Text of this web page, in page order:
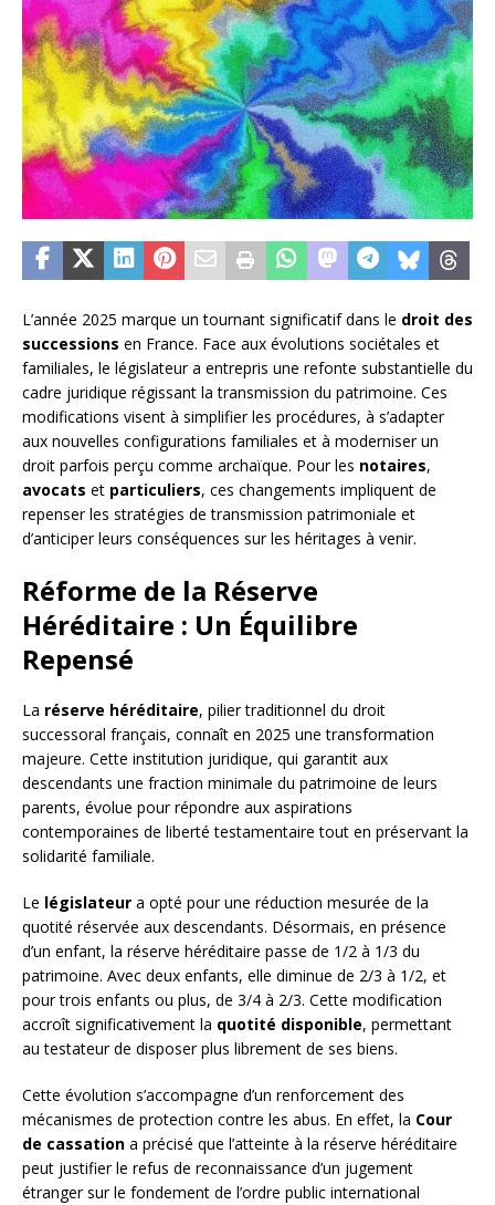
L’année 2025 marque un tournant significatif dans le droit des
successions en France. Face aux évolutions sociétales et
familiales, le législateur a entrepris une refonte substantielle du
cadre juridique régissant la transmission du patrimoine. Ces
modifications visent à simplifier les procédures, à s’adapter
aux nouvelles configurations familiales et à moderniser un
droit parfois perçu comme archaïque. Pour les notaires,
avocats et particuliers, ces changements impliquent de
repenser les stratégies de transmission patrimoniale et
d’anticiper leurs conséquences sur les héritages à venir.
Réforme de la Réserve
Héréditaire : Un Équilibre
Repensé
La réserve héréditaire, pilier traditionnel du droit
successoral français, connaît en 2025 une transformation
majeure. Cette institution juridique, qui garantit aux
descendants une fraction minimale du patrimoine de leurs
parents, évolue pour répondre aux aspirations
contemporaines de liberté testamentaire tout en préservant la
solidarité familiale.
Le législateur a opté pour une réduction mesurée de la
quotité réservée aux descendants. Désormais, en présence
d’un enfant, la réserve héréditaire passe de 1/2 à 1/3 du
patrimoine. Avec deux enfants, elle diminue de 2/3 à 1/2, et
pour trois enfants ou plus, de 3/4 à 2/3. Cette modification
accroît significativement la quotité disponible, permettant
au testateur de disposer plus librement de ses biens.
Cette évolution s’accompagne d’un renforcement des
mécanismes de protection contre les abus. En effet, la Cour
de cassation a précisé que l’atteinte à la réserve héréditaire
peut justifier le refus de reconnaissance d’un jugement
étranger sur le fondement de l’ordre public international